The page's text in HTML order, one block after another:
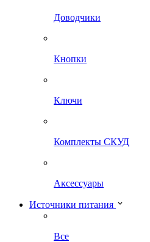
Доводчики
Кнопки
Ключи
Комплекты СКУД
Аксессуары
Источники питания
Все